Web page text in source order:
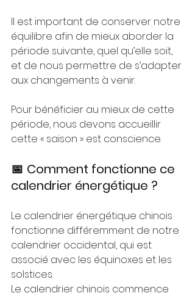
Il est important de conserver notre
équilibre afin de mieux aborder la
période suivante, quel qu’elle soit,
et de nous permettre de s’adapter
aux changements à venir.
Pour bénéficier au mieux de cette
période, nous devons accueillir
cette « saison » est conscience.
📅 Comment fonctionne ce
calendrier énergétique ?
Le calendrier énergétique chinois
fonctionne différemment de notre
calendrier occidental, qui est
associé avec les équinoxes et les
solstices.
Le calendrier chinois commence